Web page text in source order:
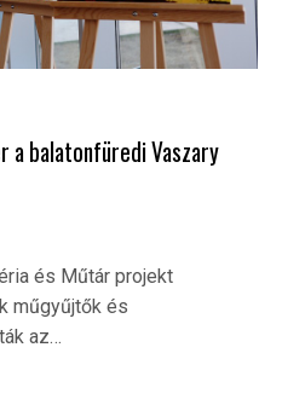
balatonfüredi Vaszary
és Műtár projekt
műgyűjtők és
az…